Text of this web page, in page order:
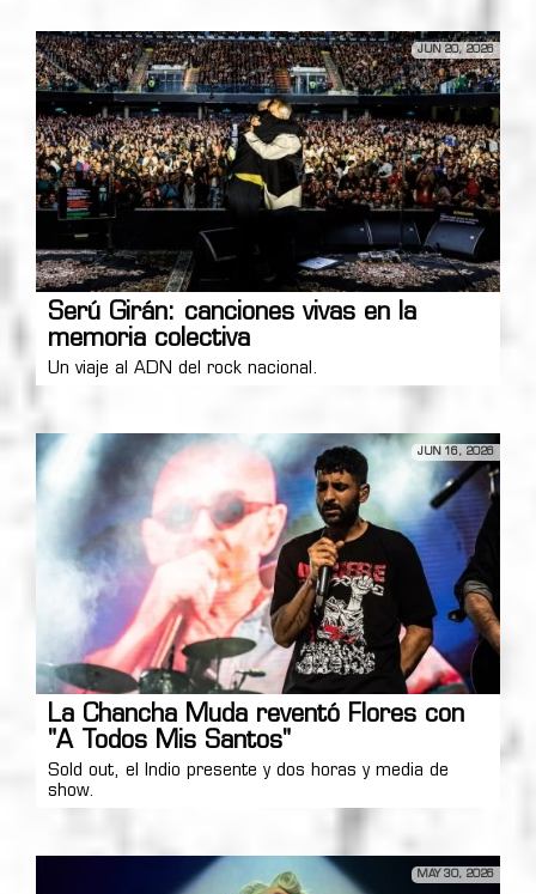
JUN 20, 2026
Serú Girán: canciones vivas en la
memoria colectiva
Un viaje al ADN del rock nacional.
JUN 16, 2026
La Chancha Muda reventó Flores con
"A Todos Mis Santos"
Sold out, el Indio presente y dos horas y media de
show.
MAY 30, 2026